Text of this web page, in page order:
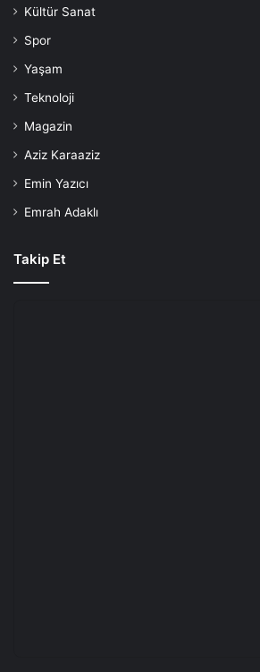
Kültür Sanat
Spor
Yaşam
Teknoloji
Magazin
Aziz Karaaziz
Emin Yazıcı
Emrah Adaklı
Takip Et